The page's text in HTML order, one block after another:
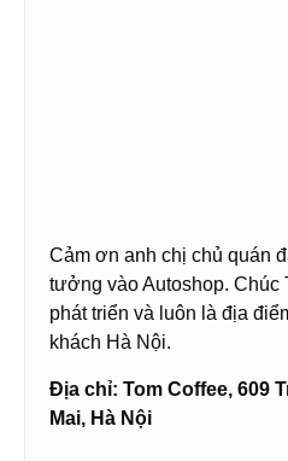
Cảm ơn anh chị chủ quán
tưởng vào Autoshop. Chúc
phát triển và luôn là địa
khách Hà Nội.
Địa chỉ: Tom Coffee, 609
Mai, Hà Nội